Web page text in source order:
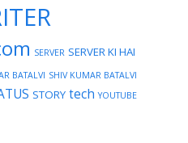
SERVER SERVER KI HAI
BATALVI SHIV KUMAR BATALVI
STORY tech YOUTUBE